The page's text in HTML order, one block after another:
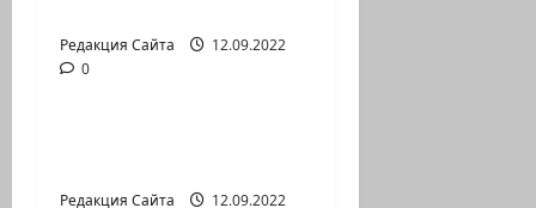
Редакция Сайта
12.09.2022
0Новости на сайте (архив)
Редакция Сайта 12.09.2022